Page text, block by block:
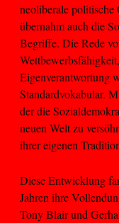
neoliberale politische
übernahm auch die
Begriffe. Die Rede
Eigenverantwortung
Standardvokabular.
der die
neuen Welt zu
ihrer eigenen
Diese Entwicklung
Jahren ihre
Tony Blair und